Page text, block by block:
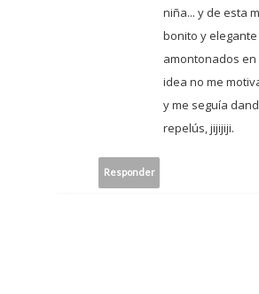
niña... y de esta
bonito y
amontonados en
idea no me
y me seguía
repelús, jijijiji.
Responder